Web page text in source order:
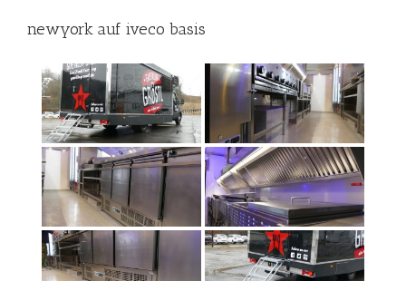
newyork auf iveco basis